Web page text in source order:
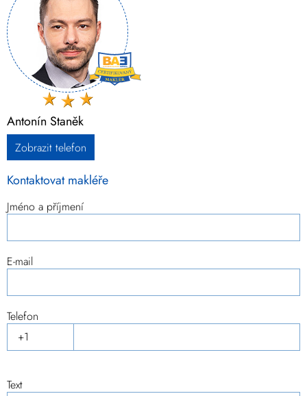
Antonín Staněk
Zobrazit telefon
Kontaktovat makléře
Jméno a příjmení
E-mail
Telefon
Text